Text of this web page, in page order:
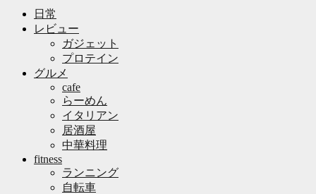
日常
レビュー
ガジェット
プロテイン
グルメ
cafe
らーめん
イタリアン
居酒屋
中華料理
fitness
ランニング
自転車